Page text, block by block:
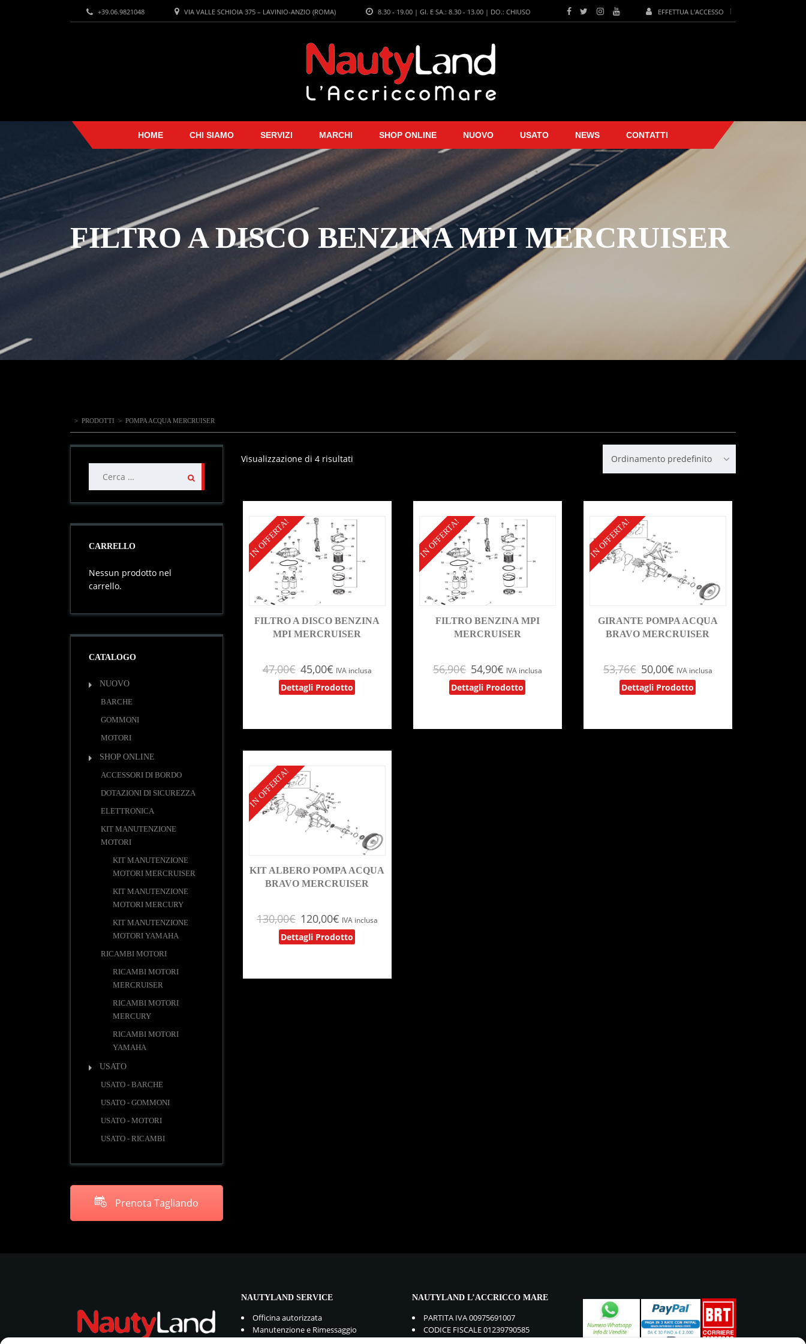
EFFETTUA L'ACCESSO
8.30 - 19.00 | GI. E SA.: 8.30 - 13.00 | DO.: CHIUSO
VIA VALLE SCHIOIA 375 – LAVINIO-ANZIO (ROMA)
+39.06.9821048
HOME CHI SIAMO SERVIZI MARCHI SHOP ONLINE NUOVO USATO NEWS CONTATTI
FILTRO A DISCO BENZINA MPI MERCRUISER
> PRODOTTI > POMPA ACQUA MERCRUISER
Visualizzazione di 4 risultati Ordinamento predefinito
IN OFFERTA!
FILTRO A DISCO BENZINA
MPI MERCRUISER
47,00€ 45,00€ IVA inclusa
Dettagli Prodotto
IN OFFERTA!
FILTRO BENZINA MPI
MERCRUISER
56,90€ 54,90€ IVA inclusa
Dettagli Prodotto
IN OFFERTA!
GIRANTE POMPA ACQUA
BRAVO MERCRUISER
53,76€ 50,00€ IVA inclusa
Dettagli Prodotto
IN OFFERTA!
KIT ALBERO POMPA ACQUA
BRAVO MERCRUISER
130,00€ 120,00€ IVA inclusa
Dettagli Prodotto
per:
CARRELLO
Nessun prodotto nel
carrello.
CATALOGO
NUOVO
BARCHE
GOMMONI
MOTORI
SHOP ONLINE
ACCESSORI DI BORDO
DOTAZIONI DI SICUREZZA
ELETTRONICA
KIT MANUTENZIONE
MOTORI
KIT MANUTENZIONE
MOTORI MERCRUISER
KIT MANUTENZIONE
MOTORI MERCURY
KIT MANUTENZIONE
MOTORI YAMAHA
RICAMBI MOTORI
RICAMBI MOTORI
MERCRUISER
RICAMBI MOTORI
MERCURY
RICAMBI MOTORI
YAMAHA
USATO
USATO - BARCHE
USATO - GOMMONI
USATO - MOTORI
USATO - RICAMBI
Prenota Tagliando
NAUTYLAND SERVICE
Officina autorizzata
Manutenzione e Rimessaggio
NAUTYLAND L’ACCRICCO MARE
PARTITA IVA 00975691007
CODICE FISCALE 01239790585